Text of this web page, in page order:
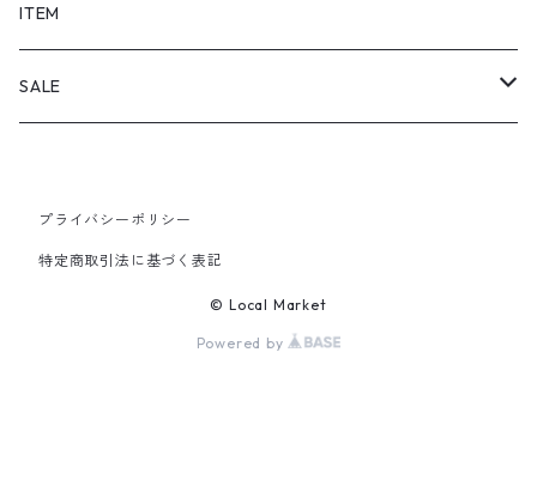
SHORTS
PANTS
ITEM
SALE
PANTS
プライバシーポリシー
特定商取引法に基づく表記
© Local Market
Powered by